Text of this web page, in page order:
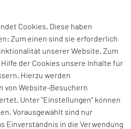
erkunden, beendet
Cookies. Diese haben
Zum einen sind sie erforderlich
unserer Website. Zum
der Cookies unsere Inhalte für
Hierzu werden
von Website-Besuchern
Unter "Einstellungen" können
Vorausgewählt sind nur
Einverständnis in die Verwendung